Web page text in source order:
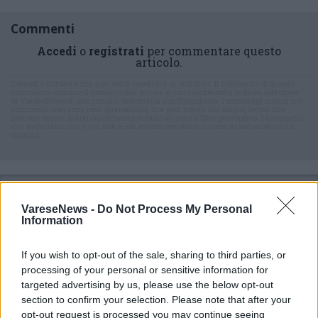
VareseNews - Do Not Process My Personal
Information
If you wish to opt-out of the sale, sharing to third parties, or
processing of your personal or sensitive information for
targeted advertising by us, please use the below opt-out
section to confirm your selection. Please note that after your
opt-out request is processed you may continue seeing
Commenti
Accedi o registrati per commentare questo
articolo.
ADV